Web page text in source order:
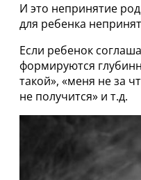
И это непринятие
для ребенка
Если ребенок
формируются
такой», «меня не за
не получится» и т.д.